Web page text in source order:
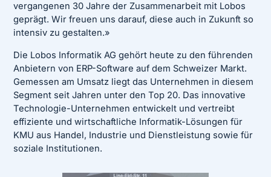
vergangenen 30 Jahre der Zusammenarbeit mit Lobos
geprägt. Wir freuen uns darauf, diese auch in Zukunft so
intensiv zu gestalten.»
Die Lobos Informatik AG gehört heute zu den führenden
Anbietern von ERP-Software auf dem Schweizer Markt.
Gemessen am Umsatz liegt das Unternehmen in diesem
Segment seit Jahren unter den Top 20. Das innovative
Technologie-Unternehmen entwickelt und vertreibt
effiziente und wirtschaftliche Informatik-Lösungen für
KMU aus Handel, Industrie und Dienstleistung sowie für
soziale Institutionen.